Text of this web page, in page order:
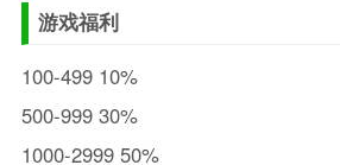
游戏福利
100-499 10%
500-999 30%
1000-2999 50%